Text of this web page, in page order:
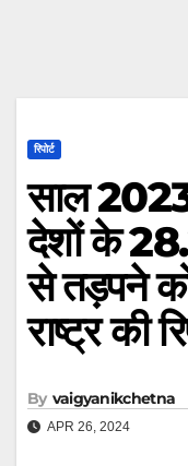
रिपोर्ट
साल
देशों के
से तड़पने
राष्ट्र की
By vaigyanikchetna
APR 26, 2024